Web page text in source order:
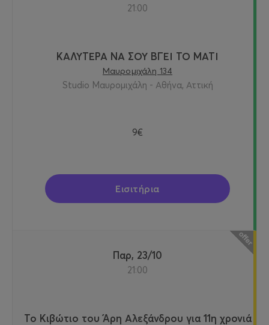
21:00
ΚΑΛΥΤΕΡΑ ΝΑ ΣΟΥ ΒΓΕΙ ΤΟ ΜΑΤΙ
Μαυρομιχάλη 134
Studio Μαυρομιχάλη - Αθήνα, Αττική
9€
Εισιτήρια
Παρ, 23/10
21:00
Το Κιβώτιο του Άρη Αλεξάνδρου για 11η χρονιά